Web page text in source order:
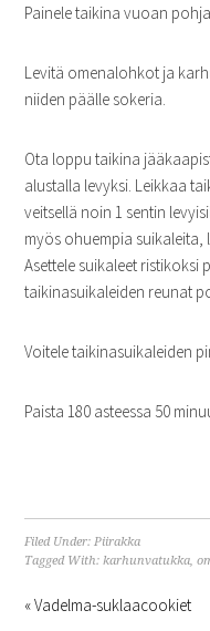
Painele taikina vuoan
Levitä omenalohkot ja
niiden päälle sokeria.
Ota loppu taikina
alustalla levyksi. Leikkaa
veitsellä noin 1 sentin
myös ohuempia suikaleita,
Asettele suikaleet ristikoksi
taikinasuikaleiden reunat
Voitele taikinasuikaleiden
Paista 180 asteessa 50
Filed Under:Piirakka
Tagged With:karhunvatukka,
« Vadelma-suklaacookiet